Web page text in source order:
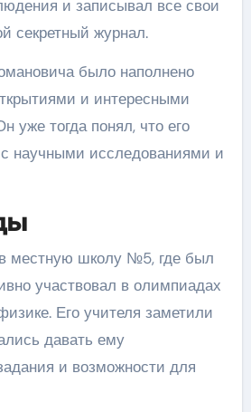
и записывал все свои
секретный журнал.
было наполнено
и интересными
уже тогда понял, что его
научными исследованиями и
местную школу №5, где был
участвовал в олимпиадах
Его учителя заметили
давать ему
и возможности для